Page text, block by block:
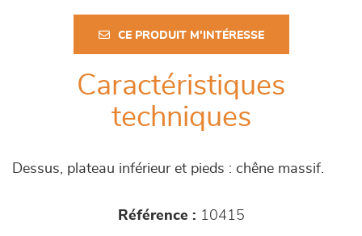
CE PRODUIT M'INTÉRESSE
Caractéristiques
techniques
Dessus, plateau inférieur et pieds : chêne massif.
Référence : 10415